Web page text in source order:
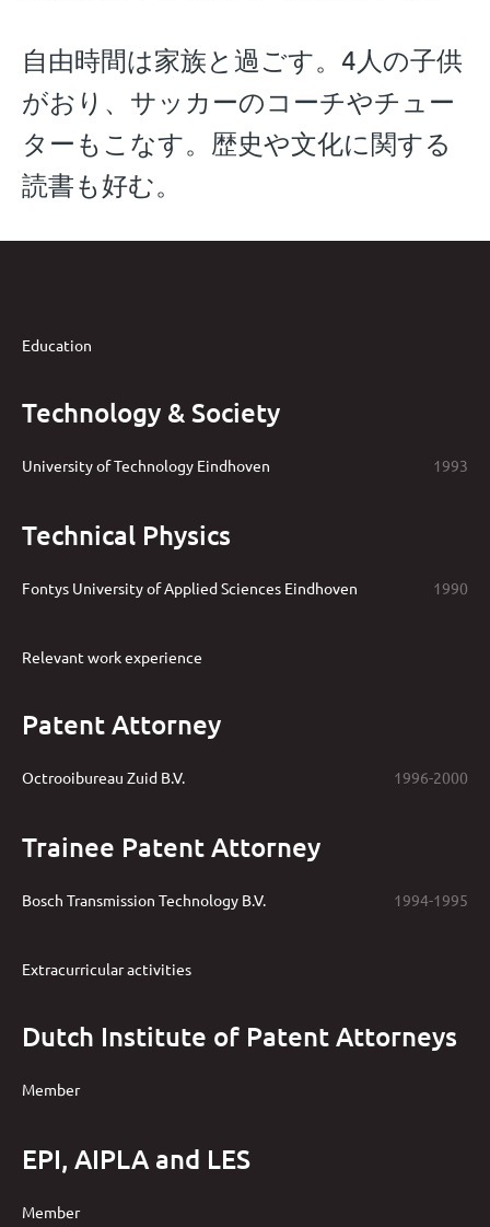
自由時間は家族と過ごす。4人の子供
がおり、サッカーのコーチやチュー
ターもこなす。歴史や文化に関する
読書も好む。
Education
Technology & Society
University of Technology Eindhoven 1993
Technical Physics
Fontys University of Applied Sciences Eindhoven 1990
Relevant work experience
Patent Attorney
Octrooibureau Zuid B.V. 1996-2000
Trainee Patent Attorney
Bosch Transmission Technology B.V. 1994-1995
Extracurricular activities
Dutch Institute of Patent Attorneys
Member
EPI, AIPLA and LES
Member